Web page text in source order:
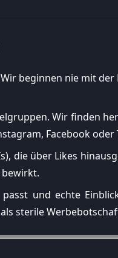
beginnen nie mit
Wir finden
Facebook oder
die über Likes
bewirkt.
und echte
sterile